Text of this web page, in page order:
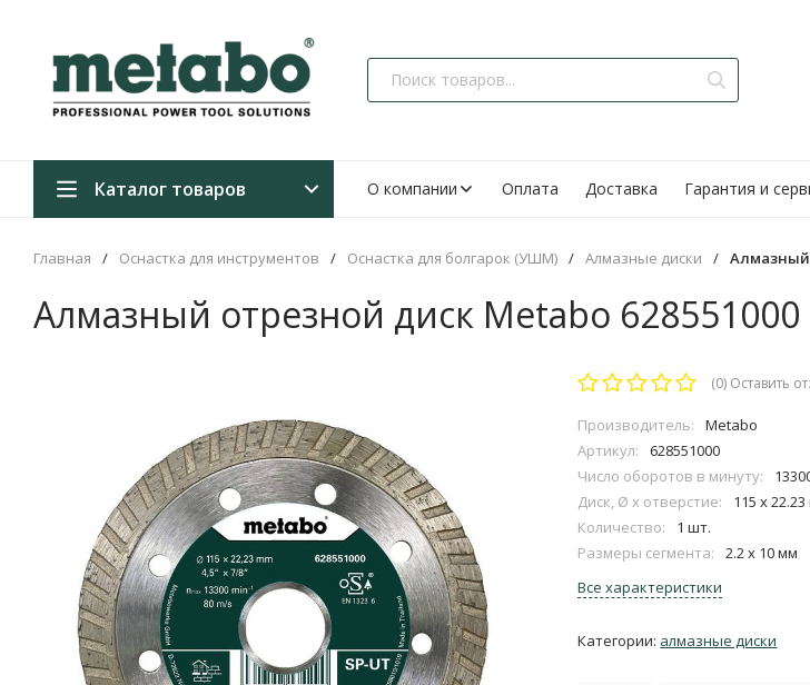
Каталог товаров О компании Оплата Доставка Гарантия и
Главная / Оснастка для инструментов / Оснастка для болгарок (УШМ) / Алмазные диски / Алмазный
Алмазный отрезной диск Metabo 628551000
(0) Оставить
Производитель:
Metabo
Артикул:
628551000
Число оборотов в минуту:
Диск, Ø x отверстие:
115 x
Количество:
1 шт.
Размеры сегмента:
2.2 x 10 мм
Все характеристики
Категории: алмазные диски